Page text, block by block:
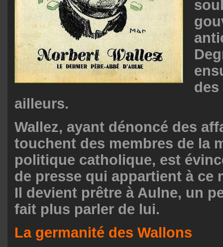
ailleurs.
Wallez, ayant dénoncé des
touchent des membres de la
politique catholique, est
de presse qui appartient à ce
Il devient prêtre à Aulne, un
fait plus parler de lui.
La germanité des Wallons